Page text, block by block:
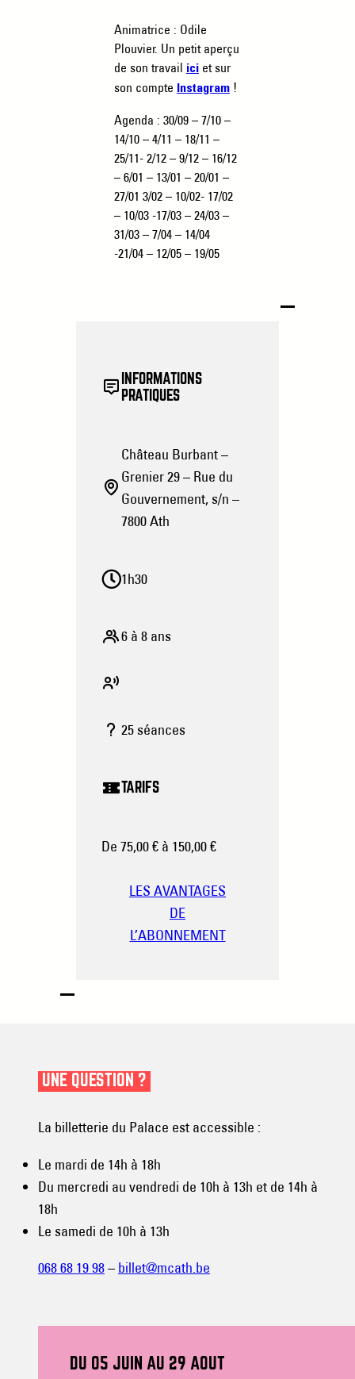
Animatrice : Odile
Plouvier. Un petit aperçu
de son travail ici et sur
son compte
Instagram !
Agenda : 30/09 – 7/10 –
14/10 – 4/11 – 18/11 –
25/11- 2/12 – 9/12 – 16/12
– 6/01 – 13/01 – 20/01 –
27/01 3/02 – 10/02- 17/02
– 10/03 -17/03 – 24/03 –
31/03 – 7/04 – 14/04
-21/04 – 12/05 – 19/05
INFORMATIONS
PRATIQUES
Château Burbant –
Grenier 29 – Rue du
Gouvernement, s/n –
7800 Ath
1h30
6 à 8 ans
25 séances
TARIFS
De 75,00 € à 150,00 €
LES AVANTAGES
DE
L’ABONNEMENT
UNE QUESTION ?
La billetterie du Palace est accessible :
Le mardi de 14h à 18h
Du mercredi au vendredi de 10h à 13h et de 14h à
18h
Le samedi de 10h à 13h
068 68 19 98– billet@mcath.be
DU 05 JUIN AU 29 AOUT